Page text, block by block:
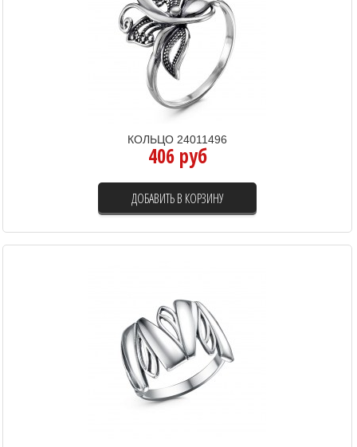
КОЛЬЦО 24011496
406 руб
ДОБАВИТЬ В КОРЗИНУ